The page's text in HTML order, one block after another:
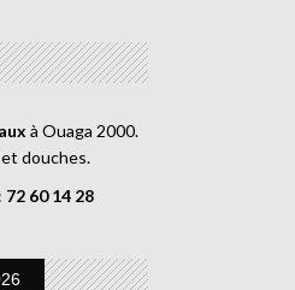
à Ouaga 2000.
douches.
72 60 14 28